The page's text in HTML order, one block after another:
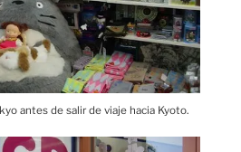
antes de salir de viaje hacia Kyoto.